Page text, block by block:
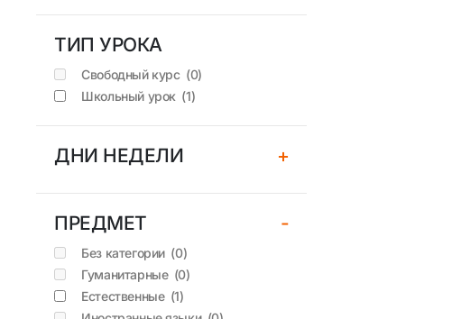
ТИП УРОКА
Свободный курс (0)
Школьный урок (1)
ДНИ НЕДЕЛИ +
ПРЕДМЕТ -
Без категории (0)
Гуманитарные (0)
Естественные (1)